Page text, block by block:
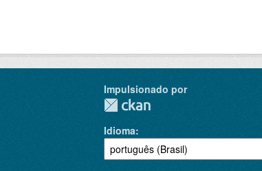
Impulsionado por
Idioma